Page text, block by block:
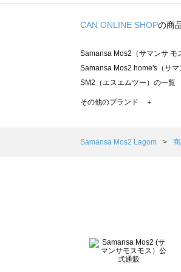
CAN ONLINE SHOPの商
Samansa Mos2（サマンサ モ
Samansa Mos2 home's（サ
SM2（エスエムツー）の一覧
TSUHARU by Samansa
Samansa Mos2 Lagom（サマ
BETTY'S BLUE（べティーズ
Wpc.（ワールドパーティー）
その他のブランド ＋
Samansa Mos2 Lagom